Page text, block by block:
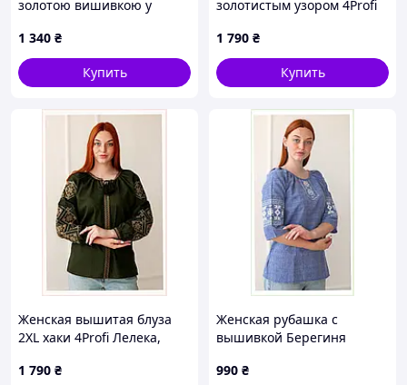
золотою вишивкою у
1 340 ₴
Купить
золотистым узором 4Profi
1 790 ₴
Купить
Женская вышитая блуза
2XL хаки 4Profi Лелека,
1 790 ₴
Женская рубашка с
вышивкой Берегиня
990 ₴